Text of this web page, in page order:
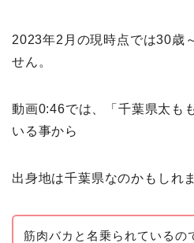
2023年2月の現時点では30歳
せん。
動画0:46では、「千葉県太も
いる事から
出身地は千葉県なのかもしれ
筋肉バカと名乗られているの